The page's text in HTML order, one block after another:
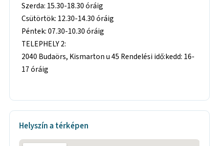
Szerda: 15.30-18.30 óráig
Csütörtök: 12.30-14.30 óráig
Péntek: 07.30-10.30 óráig
TELEPHELY 2:
2040 Budaörs, Kismarton u 45 Rendelési idő:kedd: 16-
17 óráig
Helyszín a térképen